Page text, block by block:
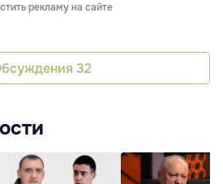
рекламу на сайте
32